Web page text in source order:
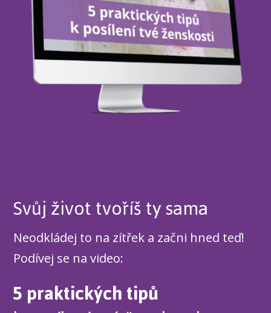
Svůj život tvoříš ty sama
Neodkládej to na zítřek a začni hned teď!
Podívej se na video:
5 praktických tipů